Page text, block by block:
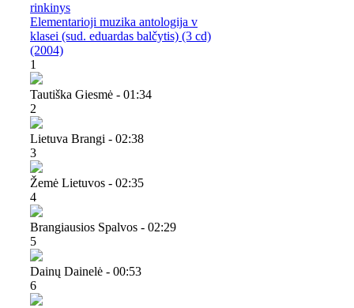
rinkinys
Elementarioji muzika antologija v
klasei (sud. eduardas balčytis) (3 cd)
(2004)
1
Tautiška Giesmė - 01:34
2
Lietuva Brangi - 02:38
3
Žemė Lietuvos - 02:35
4
Brangiausios Spalvos - 02:29
5
Dainų Dainelė - 00:53
6